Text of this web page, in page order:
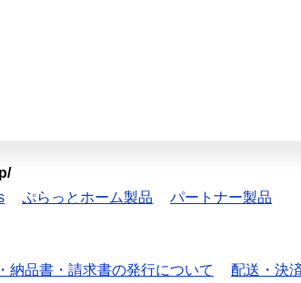
ぷらっとホーム製品 パートナー製品
納品書・請求書の発行について 配送・決